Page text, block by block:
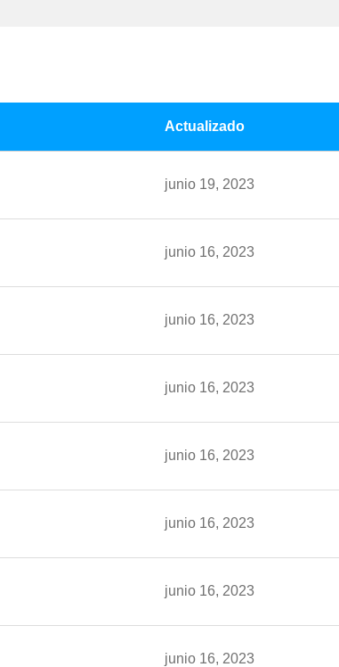
Actualizado
junio 19, 2023
junio 16, 2023
junio 16, 2023
junio 16, 2023
junio 16, 2023
junio 16, 2023
junio 16, 2023
junio 16, 2023